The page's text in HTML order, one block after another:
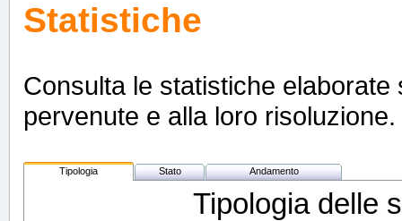
Statistiche
Consulta le statistiche
pervenute e alla loro risoluzione.
Tipologia Stato Andamento
Tipologia delle